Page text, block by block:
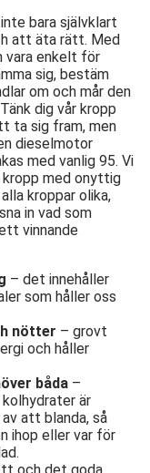
bara självklart
att äta rätt. Med
vara enkelt för
sig, bestäm
om och mår den
dig vår kropp
ta sig fram, men
dieselmotor
med vanlig 95. Vi
kropp med onyttig
kroppar olika,
in vad som
vinnande
– det innehåller
som håller oss
nötter – grovt
och håller
båda –
är
att blanda, så
ihop eller var för